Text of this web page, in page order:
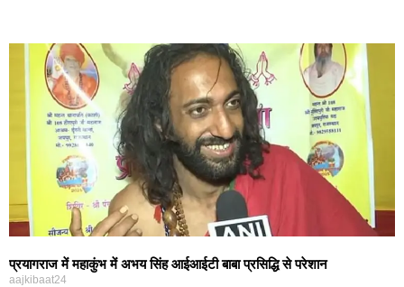
प्रयागराज में महाकुंभ में अभय सिंह आईआईटी बाबा प्रसिद्धि से परेशान
aajkibaat24